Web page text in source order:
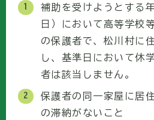
補助を受けようとする
日）において高等学校
の保護者で、松川村に
し、基準日において休
者は該当しません。
保護者の同一家屋に居
の滞納がないこと